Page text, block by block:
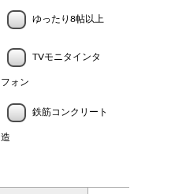
ゆったり8帖以上
TVモニタインタ
フォン
鉄筋コンクリート
造